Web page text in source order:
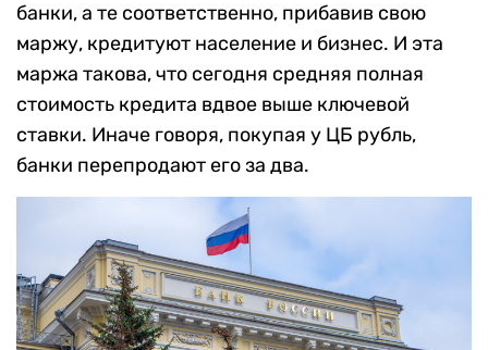
банки, а те соответственно, прибавив свою
маржу, кредитуют население и бизнес. И эта
маржа такова, что сегодня средняя полная
стоимость кредита вдвое выше ключевой
ставки. Иначе говоря, покупая у ЦБ рубль,
банки перепродают его за два.